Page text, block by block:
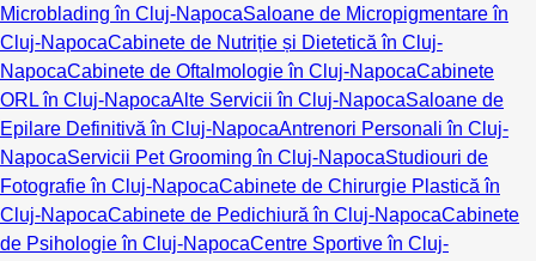
Microblading în Cluj-NapocaSaloane de Micropigmentare în
Cluj-NapocaCabinete de Nutriție și Dietetică în Cluj-
NapocaCabinete de Oftalmologie în Cluj-NapocaCabinete
ORL în Cluj-NapocaAlte Servicii în Cluj-NapocaSaloane de
Epilare Definitivă în Cluj-NapocaAntrenori Personali în Cluj-
NapocaServicii Pet Grooming în Cluj-NapocaStudiouri de
Fotografie în Cluj-NapocaCabinete de Chirurgie Plastică în
Cluj-NapocaCabinete de Pedichiură în Cluj-NapocaCabinete
de Psihologie în Cluj-NapocaCentre Sportive în Cluj-